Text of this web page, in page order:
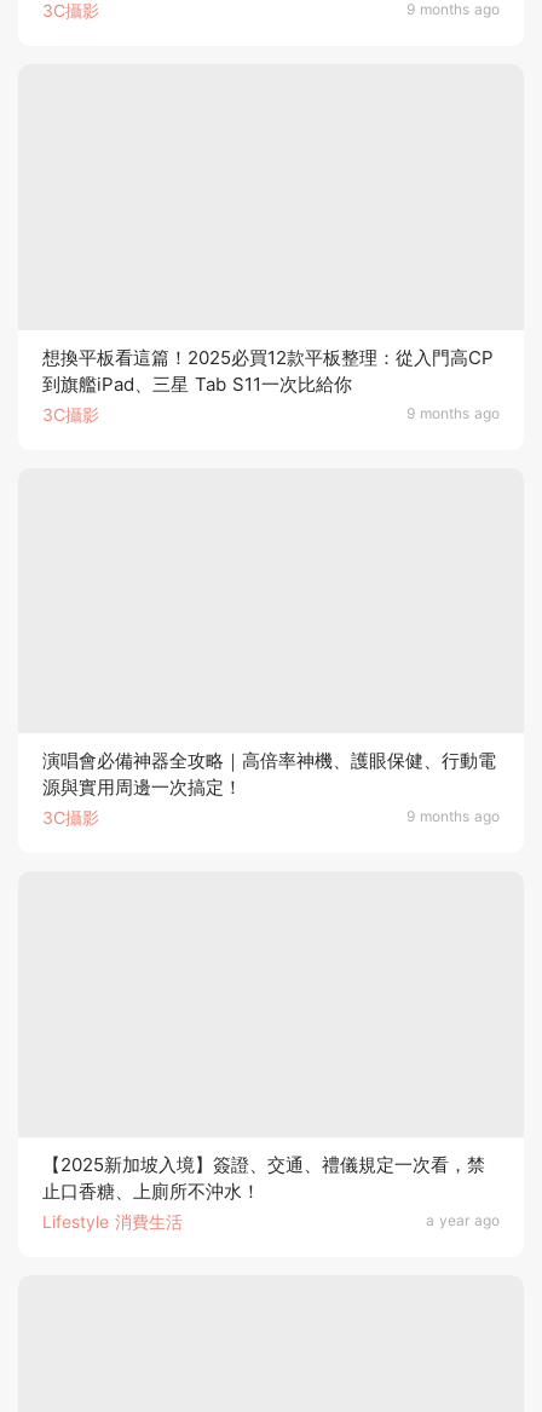
3C攝影 9 months ago
3C攝影 9 months ago
想換平板看這篇！2025必買12款平板整理：從入門高CP
到旗艦iPad、三星 Tab S11一次比給你
3C攝影 9 months ago
演唱會必備神器全攻略｜高倍率神機、護眼保健、行動電
源與實用周邊一次搞定！
Lifestyle 消費生活 a year ago
【2025新加坡入境】簽證、交通、禮儀規定一次看，禁
止口香糖、上廁所不沖水！